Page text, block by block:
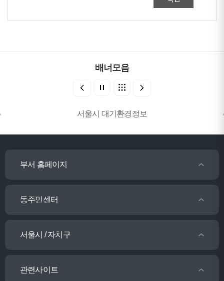
배너모음
서울시 대기환경정보
부서 홈페이지
동주민센터
서울시 / 자치구
관련사이트